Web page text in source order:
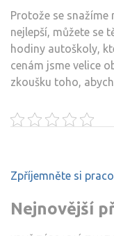
Protože se
nejlepší, můžete se
hodiny autoškoly,
cenám jsme velice
zkoušku toho,
Navigace
příspěvek
Zpříjemněte si
Nejnovější